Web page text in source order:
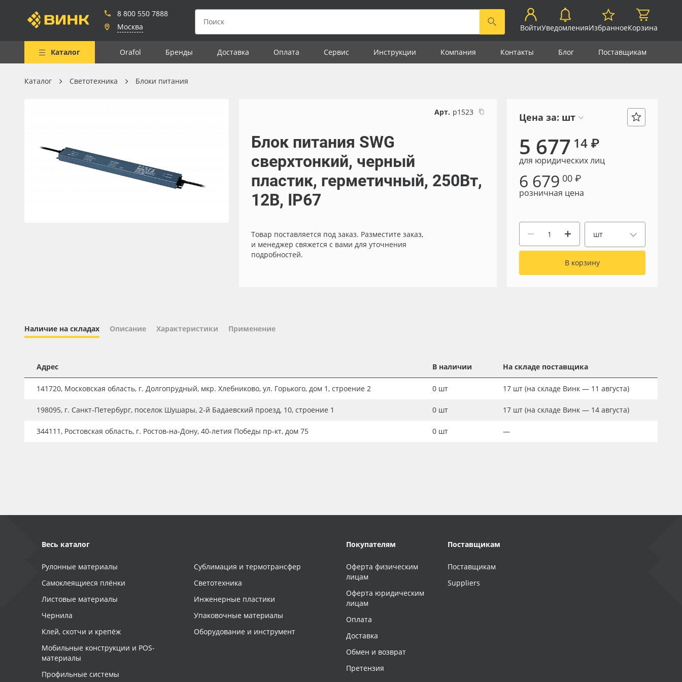
8 800 550 7888
Москва
ВойтиУведомленияИзбранноеКорзина
Каталог Orafol Бренды Доставка Оплата Сервис Инструкции Компания Контакты Блог Поставщикам
Весь каталог
Листовые материалы
Чернила
Новинки ассортимента
Плёнка монтажная Oratape
ПЭТ листовой
ПЭТ бэклит
Каталог Светотехника Блоки питания
Арт. р1523
Блок питания SWG
сверхтонкий, черный
пластик, герметичный, 250Вт,
12В, IP67
Товар поставляется под заказ. Разместите заказ,
и менеджер свяжется с вами для уточнения
подробностей.
Цена за: шт
5 677 14 ₽
для юридических лиц
6 679 00 ₽
розничная цена
шт
В корзину
Наличие на складах Описание Характеристики Применение
Адрес В наличии На складе поставщика
141720, Московская область, г. Долгопрудный, мкр. Хлебниково, ул. Горького, дом 1, строение 2 0 шт 17 шт (на складе Винк — 11 августа)
198095, г. Санкт-Петербург, поселок Шушары, 2-й Бадаевский проезд, 10, строение 1 0 шт 17 шт (на складе Винк — 14 августа)
344111, Ростовская область, г. Ростов-на-Дону, 40-летия Победы пр-кт, дом 75 0 шт —
Весь каталог
Рулонные материалы
Самоклеящиеся плёнки
Листовые материалы
Чернила
Клей, скотчи и крепёж
Мобильные конструкции и POS-
материалы
Профильные системы
Сублимация и термотрансфер
Светотехника
Инженерные пластики
Упаковочные материалы
Оборудование и инструмент
Покупателям
Оферта физическим
лицам
Оферта юридическим
лицам
Оплата
Доставка
Обмен и возврат
Претензия
Поставщикам
Поставщикам
Suppliers